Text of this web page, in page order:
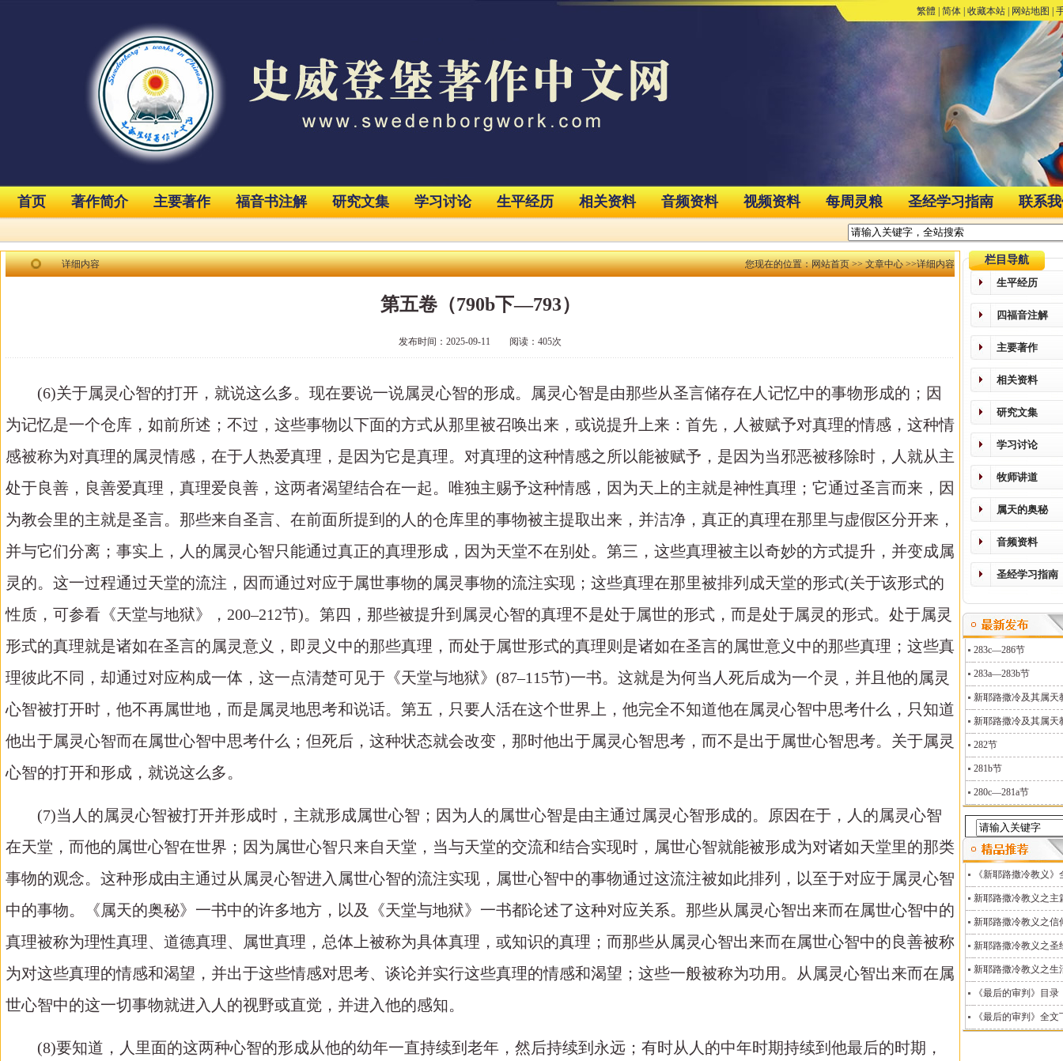
繁體 简体 收藏本站 网站地图
首页 著作简介 主要著作 福音书注解 研究文集 学习讨论 生平经历 相关资料 音频资料 视频资料 每周灵粮 圣经学习指南 联系
详细内容 您现在的位置：网站首页>>文章中心>>详细内容
第五卷（790b下—793）
发布时间：2025-09-11 阅读：405次
(6)关于属灵心智的打开，就说这么多。现在要说一说属灵心智的形成。属灵心智是由那些从圣言储存在人记忆中的事物形成的；因
为记忆是一个仓库，如前所述；不过，这些事物以下面的方式从那里被召唤出来，或说提升上来：首先，人被赋予对真理的情感，这种情
感被称为对真理的属灵情感，在于人热爱真理，是因为它是真理。对真理的这种情感之所以能被赋予，是因为当邪恶被移除时，人就从主
处于良善，良善爱真理，真理爱良善，这两者渴望结合在一起。唯独主赐予这种情感，因为天上的主就是神性真理；它通过圣言而来，因
为教会里的主就是圣言。那些来自圣言、在前面所提到的人的仓库里的事物被主提取出来，并洁净，真正的真理在那里与虚假区分开来，
并与它们分离；事实上，人的属灵心智只能通过真正的真理形成，因为天堂不在别处。第三，这些真理被主以奇妙的方式提升，并变成属
灵的。这一过程通过天堂的流注，因而通过对应于属世事物的属灵事物的流注实现；这些真理在那里被排列成天堂的形式(关于该形式的
性质，可参看《天堂与地狱》，200–212节)。第四，那些被提升到属灵心智的真理不是处于属世的形式，而是处于属灵的形式。处于属灵
形式的真理就是诸如在圣言的属灵意义，即灵义中的那些真理，而处于属世形式的真理则是诸如在圣言的属世意义中的那些真理；这些真
理彼此不同，却通过对应构成一体，这一点清楚可见于《天堂与地狱》(87–115节)一书。这就是为何当人死后成为一个灵，并且他的属灵
心智被打开时，他不再属世地，而是属灵地思考和说话。第五，只要人活在这个世界上，他完全不知道他在属灵心智中思考什么，只知道
他出于属灵心智而在属世心智中思考什么；但死后，这种状态就会改变，那时他出于属灵心智思考，而不是出于属世心智思考。关于属灵
心智的打开和形成，就说这么多。
(7)当人的属灵心智被打开并形成时，主就形成属世心智；因为人的属世心智是由主通过属灵心智形成的。原因在于，人的属灵心智
在天堂，而他的属世心智在世界；因为属世心智只来自天堂，当与天堂的交流和结合实现时，属世心智就能被形成为对诸如天堂里的那类
事物的观念。这种形成由主通过从属灵心智进入属世心智的流注实现，属世心智中的事物通过这流注被如此排列，以至于对应于属灵心智
中的事物。《属天的奥秘》一书中的许多地方，以及《天堂与地狱》一书都论述了这种对应关系。那些从属灵心智出来而在属世心智中的
真理被称为理性真理、道德真理、属世真理，总体上被称为具体真理，或知识的真理；而那些从属灵心智出来而在属世心智中的良善被称
为对这些真理的情感和渴望，并出于这些情感对思考、谈论并实行这些真理的情感和渴望；这些一般被称为功用。从属灵心智出来而在属
世心智中的这一切事物就进入人的视野或直觉，并进入他的感知。
(8)要知道，人里面的这两种心智的形成从他的幼年一直持续到老年，然后持续到永远；有时从人的中年时期持续到他最后的时期，
栏目导航
生平经历
四福音注解
主要著作
相关资料
研究文集
学习讨论
牧师讲道
属天的奥秘
音频资料
圣经学习指南
283c—286节
283a—283b节
新耶路撒冷及其属天
新耶路撒冷及其属天
282节
281b节
280c—281a节
《新耶路撒冷教义》
新耶路撒冷教义之主
新耶路撒冷教义之信
新耶路撒冷教义之圣
新耶路撒冷教义之生
《最后的审判》目录
《最后的审判》全文